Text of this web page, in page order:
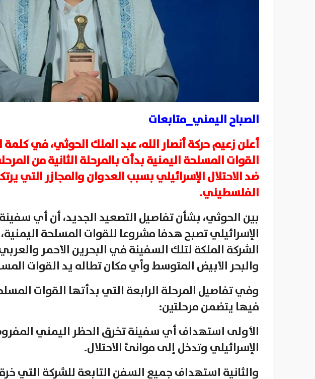
الصباح اليمني_متابعات
أعلن زعيم حركة أنصار الله، عبد الملك الحوثي، في
القوات المسلحة اليمنية بدأت بالمرحلة الثانية من
ضد الاحتلال الإسرائيلي بسبب العدوان والمجازر التي
الفلسطيني.
بين الحوثي، بشأن تفاصيل التصعيد الجديد، أن أي
الإسرائيلي تصبح هدفا مشروعا للقوات المسلحة
الشركة الملكة لتلك السفينة في البحرين الأحمر
والبحر الأبيض المتوسط وأي مكان تطاله يد القوات
وفي تفاصيل المرحلة الرابعة التي بدأتها القوات
فيها يتضمن مرحلتين:
الأولى استهداف أي سفينة تخرق الحظر اليمني
الإسرائيلي وتدخل إلى موانئ الاحتلال.
والثانية استهداف جميع السفن التابعة للشركة التي